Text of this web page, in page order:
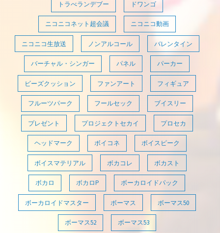
トラべランデブー ドワンゴ
ニコニコネット超会議 ニコニコ動画
ニコニコ生放送 ノンアルコール バレンタイン
バーチャル・シンガー パネル パーカー
ビーズクッション ファンアート フィギュア
フルーツパーク フールセック ブイスリー
プレゼント プロジェクトセカイ プロセカ
ヘッドマーク ボイコネ ボイスピーク
ボイスマテリアル ボカコレ ボカスト
ボカロ ボカロP ボーカロイドパック
ボーカロイドマスター ボーマス ボーマス50
ボーマス52 ボーマス53